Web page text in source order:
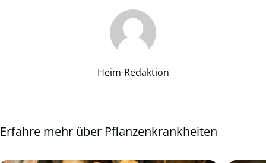
Heim-Redaktion
Erfahre mehr über Pflanzenkrankheiten